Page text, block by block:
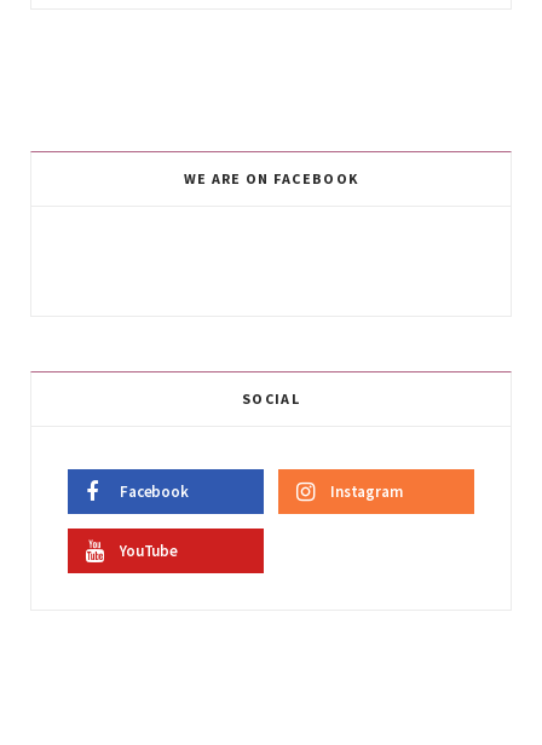
WE ARE ON FACEBOOK
SOCIAL
Facebook Instagram
YouTube